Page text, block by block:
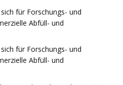
für Forschungs- und
Abfüll- und
für Forschungs- und
Abfüll- und